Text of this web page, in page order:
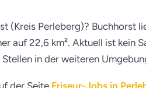
(Kreis Perleberg)? Buchhorst
auf 22,6 km². Aktuell ist kein
in der weiteren
der Seite Friseur-Jobs in